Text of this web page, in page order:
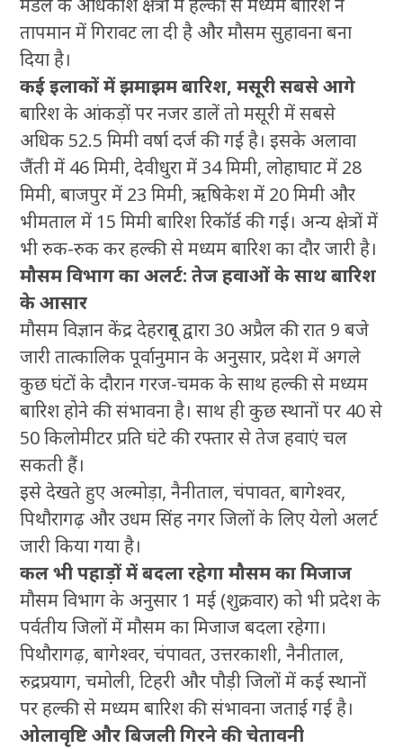
मंडल के अधिकांश क्षेत्रों में हल्की से मध्यम बारिश ने
तापमान में गिरावट ला दी है और मौसम सुहावना बना
दिया है।
कई इलाकों में झमाझम बारिश, मसूरी सबसे आगे
बारिश के आंकड़ों पर नजर डालें तो मसूरी में सबसे
अधिक 52.5 मिमी वर्षा दर्ज की गई है। इसके अलावा
जैंती में 46 मिमी, देवीधुरा में 34 मिमी, लोहाघाट में 28
मिमी, बाजपुर में 23 मिमी, ऋषिकेश में 20 मिमी और
भीमताल में 15 मिमी बारिश रिकॉर्ड की गई। अन्य क्षेत्रों में
भी रुक-रुक कर हल्की से मध्यम बारिश का दौर जारी है।
मौसम विभाग का अलर्ट: तेज हवाओं के साथ बारिश
के आसार
मौसम विज्ञान केंद्र देहरादून द्वारा 30 अप्रैल की रात 9 बजे
जारी तात्कालिक पूर्वानुमान के अनुसार, प्रदेश में अगले
कुछ घंटों के दौरान गरज-चमक के साथ हल्की से मध्यम
बारिश होने की संभावना है। साथ ही कुछ स्थानों पर 40 से
50 किलोमीटर प्रति घंटे की रफ्तार से तेज हवाएं चल
सकती हैं।
इसे देखते हुए अल्मोड़ा, नैनीताल, चंपावत, बागेश्वर,
पिथौरागढ़ और उधम सिंह नगर जिलों के लिए येलो अलर्ट
जारी किया गया है।
कल भी पहाड़ों में बदला रहेगा मौसम का मिजाज
मौसम विभाग के अनुसार 1 मई (शुक्रवार) को भी प्रदेश के
पर्वतीय जिलों में मौसम का मिजाज बदला रहेगा।
पिथौरागढ़, बागेश्वर, चंपावत, उत्तरकाशी, नैनीताल,
रुद्रप्रयाग, चमोली, टिहरी और पौड़ी जिलों में कई स्थानों
पर हल्की से मध्यम बारिश की संभावना जताई गई है।
ओलावृष्टि और बिजली गिरने की चेतावनी